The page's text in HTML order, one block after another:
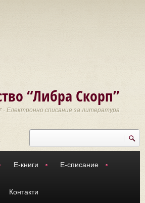
“Либра Скорп”
- Електронно списание за литература
Търси
Е-книги Е-списание
Контакти